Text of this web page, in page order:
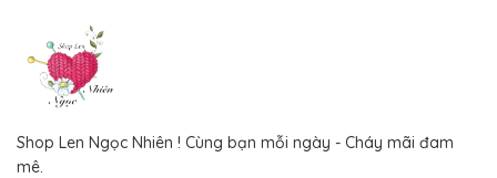
Shop Len Ngọc Nhiên ! Cùng bạn mỗi ngày - Cháy mãi đam
mê.